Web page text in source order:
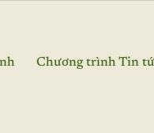
Chương trìnhTin